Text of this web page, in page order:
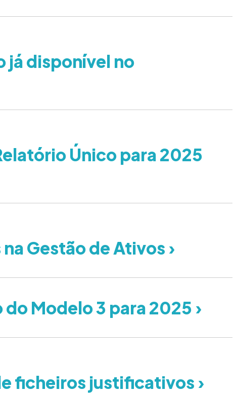
já disponível no
Único para 2025
Gestão de Ativos ›
Modelo 3 para 2025 ›
ficheiros justificativos ›